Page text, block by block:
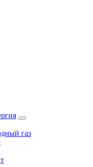
газ